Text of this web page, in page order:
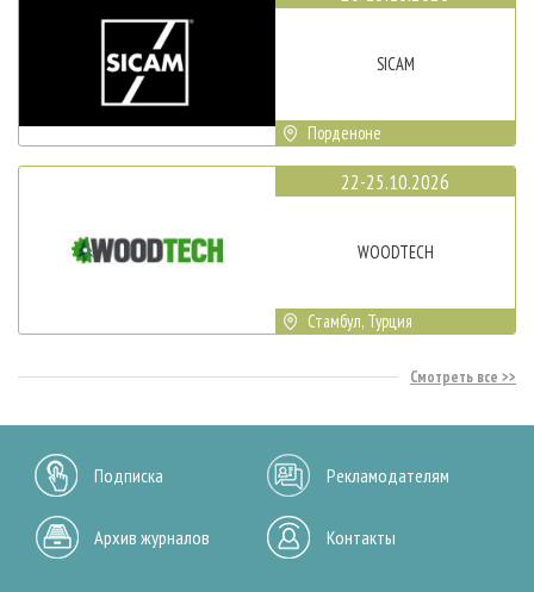
SICAM
Порденоне
22-25.10.2026
WOODTECH
Стамбул, Турция
Смотреть все
Подписка Рекламодателям
Архив журналов Контакты